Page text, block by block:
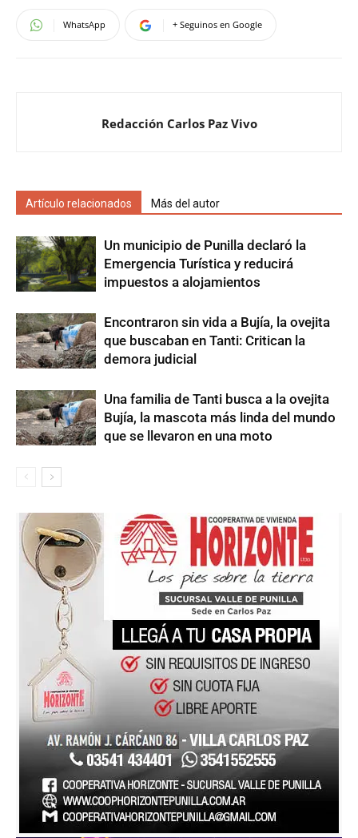
WhatsApp + Seguinos en Google
Redacción Carlos Paz Vivo
Artículo relacionados Más del autor
Un municipio de Punilla declaró la
Emergencia Turística y reducirá
impuestos a alojamientos
Encontraron sin vida a Bujía, la ovejita
que buscaban en Tanti: Critican la
demora judicial
Una familia de Tanti busca a la ovejita
Bujía, la mascota más linda del mundo
que se llevaron en una moto